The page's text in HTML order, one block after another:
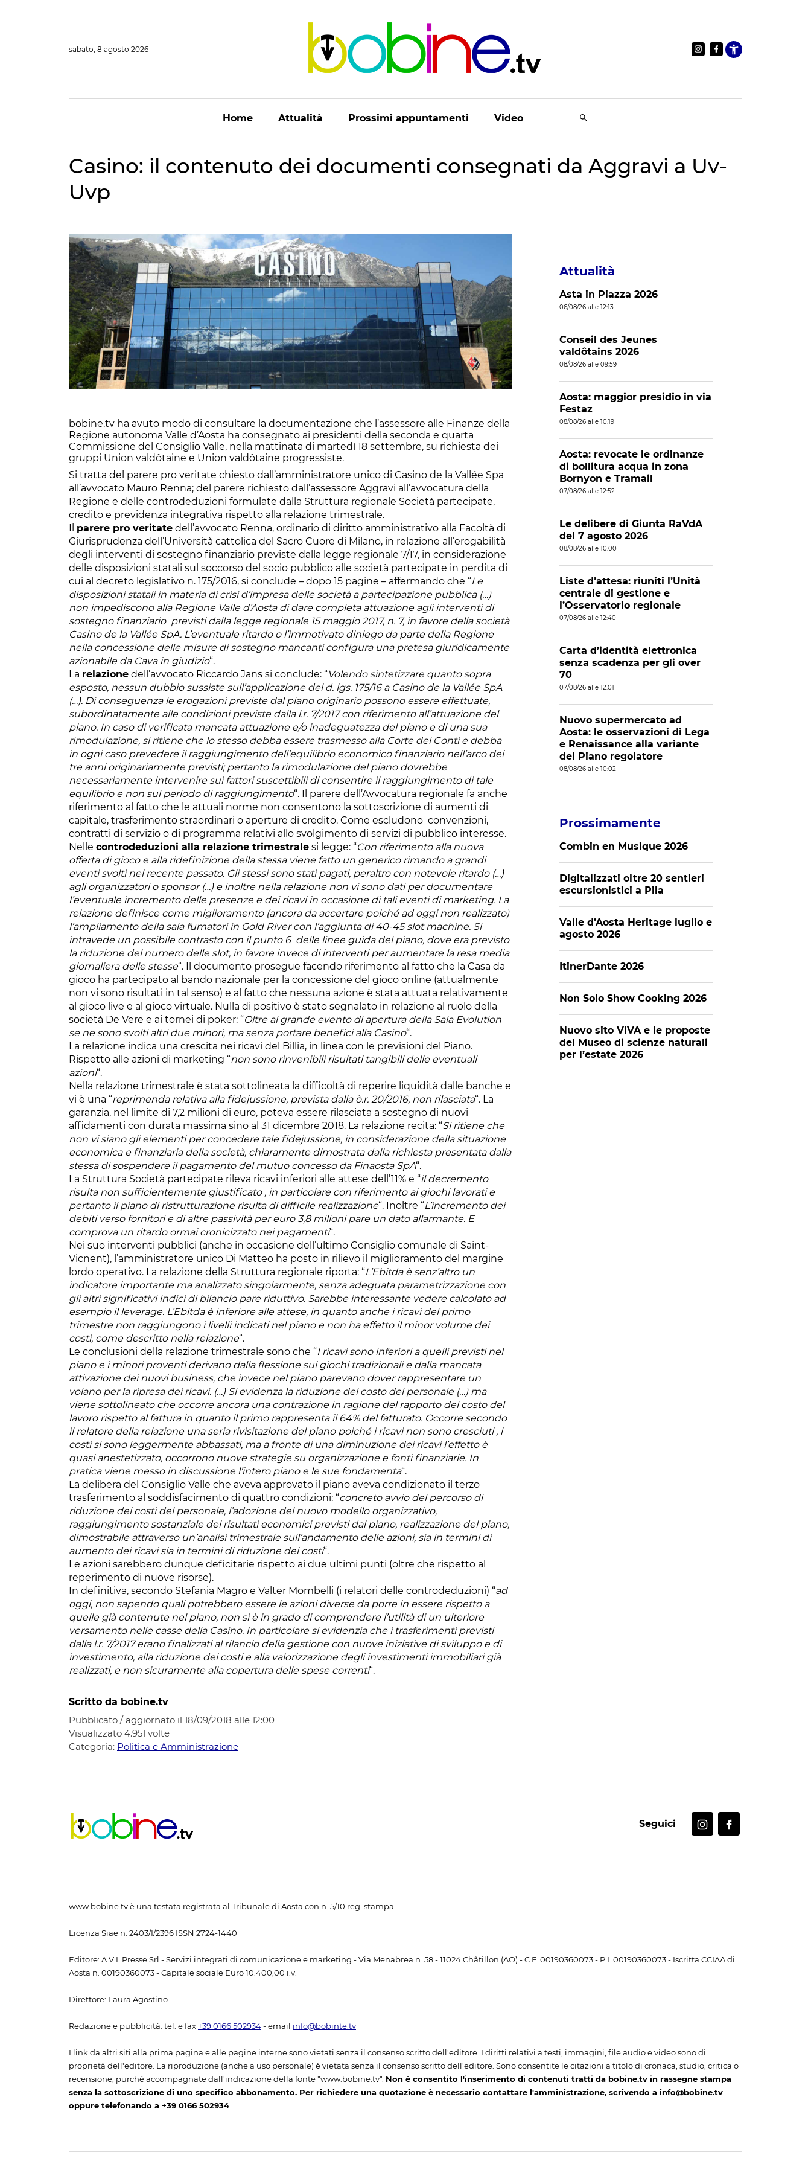
sabato, 8 agosto 2026 Apri le
Home Attualità Prossimi appuntamenti Video
Casino: il contenuto dei documenti consegnati da Aggravi a Uv-
Uvp
bobine.tv ha avuto modo di consultare la documentazione che l’assessore alle Finanze della
Regione autonoma Valle d’Aosta ha consegnato ai presidenti della seconda e quarta
Commissione del Consiglio Valle, nella mattinata di martedì 18 settembre, su richiesta dei
gruppi Union valdôtaine e Union valdôtaine progressiste.
Si tratta del parere pro veritate chiesto dall’amministratore unico di Casino de la Vallée Spa
all’avvocato Mauro Renna; del parere richiesto dall’assessore Aggravi all’avvocatura della
Regione e delle controdeduzioni formulate dalla Struttura regionale Società partecipate,
credito e previdenza integrativa rispetto alla relazione trimestrale.
Il parere pro veritate dell’avvocato Renna, ordinario di diritto amministrativo alla Facoltà di
Giurisprudenza dell’Università cattolica del Sacro Cuore di Milano, in relazione all’erogabilità
degli interventi di sostegno finanziario previste dalla legge regionale 7/17, in considerazione
delle disposizioni statali sul soccorso del socio pubblico alle società partecipate in perdita di
cui al decreto legislativo n. 175/2016, si conclude – dopo 15 pagine – affermando che “Le
disposizioni statali in materia di crisi d’impresa delle società a partecipazione pubblica (…)
non impediscono alla Regione Valle d’Aosta di dare completa attuazione agli interventi di
sostegno finanziario previsti dalla legge regionale 15 maggio 2017, n. 7, in favore della società
Casino de la Vallée SpA. L’eventuale ritardo o l’immotivato diniego da parte della Regione
nella concessione delle misure di sostegno mancanti configura una pretesa giuridicamente
azionabile da Cava in giudizio“.
La relazione dell’avvocato Riccardo Jans si conclude: “Volendo sintetizzare quanto sopra
esposto, nessun dubbio sussiste sull’applicazione del d. lgs. 175/16 a Casino de la Vallée SpA
(…). Di conseguenza le erogazioni previste dal piano originario possono essere effettuate,
subordinatamente alle condizioni previste dalla l.r. 7/2017 con riferimento all’attuazione del
piano. In caso di verificata mancata attuazione e/o inadeguatezza del piano e di una sua
rimodulazione, si ritiene che lo stesso debba essere trasmesso alla Corte dei Conti e debba
in ogni caso prevedere il raggiungimento dell’equilibrio economico finanziario nell’arco dei
tre anni originariamente previsti; pertanto la rimodulazione del piano dovrebbe
necessariamente intervenire sui fattori suscettibili di consentire il raggiungimento di tale
equilibrio e non sul periodo di raggiungimento“. Il parere dell’Avvocatura regionale fa anche
riferimento al fatto che le attuali norme non consentono la sottoscrizione di aumenti di
capitale, trasferimento straordinari o aperture di credito. Come escludono convenzioni,
contratti di servizio o di programma relativi allo svolgimento di servizi di pubblico interesse.
Nelle controdeduzioni alla relazione trimestrale si legge: “Con riferimento alla nuova
offerta di gioco e alla ridefinizione della stessa viene fatto un generico rimando a grandi
eventi svolti nel recente passato. Gli stessi sono stati pagati, peraltro con notevole ritardo (…)
agli organizzatori o sponsor (…) e inoltre nella relazione non vi sono dati per documentare
l’eventuale incremento delle presenze e dei ricavi in occasione di tali eventi di marketing. La
relazione definisce come miglioramento (ancora da accertare poiché ad oggi non realizzato)
l’ampliamento della sala fumatori in Gold River con l’aggiunta di 40-45 slot machine. Si
intravede un possibile contrasto con il punto 6 delle linee guida del piano, dove era previsto
la riduzione del numero delle slot, in favore invece di interventi per aumentare la resa media
giornaliera delle stesse“. Il documento prosegue facendo riferimento al fatto che la Casa da
gioco ha partecipato al bando nazionale per la concessione del gioco online (attualmente
non vi sono risultati in tal senso) e al fatto che nessuna azione è stata attuata relativamente
al gioco live e al gioco virtuale. Nulla di positivo è stato segnalato in relazione al ruolo della
società De Vere e ai tornei di poker: “Oltre al grande evento di apertura della Sala Evolution
se ne sono svolti altri due minori, ma senza portare benefici alla Casino“.
La relazione indica una crescita nei ricavi del Billia, in linea con le previsioni del Piano.
Rispetto alle azioni di marketing “non sono rinvenibili risultati tangibili delle eventuali
azioni“.
Nella relazione trimestrale è stata sottolineata la difficoltà di reperire liquidità dalle banche e
vi è una “reprimenda relativa alla fidejussione, prevista dalla ò.r. 20/2016, non rilasciata“. La
garanzia, nel limite di 7,2 milioni di euro, poteva essere rilasciata a sostegno di nuovi
affidamenti con durata massima sino al 31 dicembre 2018. La relazione recita: “Si ritiene che
non vi siano gli elementi per concedere tale fidejussione, in considerazione della situazione
economica e finanziaria della società, chiaramente dimostrata dalla richiesta presentata dalla
stessa di sospendere il pagamento del mutuo concesso da Finaosta SpA“.
La Struttura Società partecipate rileva ricavi inferiori alle attese dell’11% e “il decremento
risulta non sufficientemente giustificato , in particolare con riferimento ai giochi lavorati e
pertanto il piano di ristrutturazione risulta di difficile realizzazione“. Inoltre “L’incremento dei
debiti verso fornitori e di altre passività per euro 3,8 milioni pare un dato allarmante. E
comprova un ritardo ormai cronicizzato nei pagamenti“.
Nei suo interventi pubblici (anche in occasione dell’ultimo Consiglio comunale di Saint-
Vicnent), l’amministratore unico Di Matteo ha posto in rilievo il miglioramento del margine
lordo operativo. La relazione della Struttura regionale riporta: “L’Ebitda è senz’altro un
indicatore importante ma analizzato singolarmente, senza adeguata parametrizzazione con
gli altri significativi indici di bilancio pare riduttivo. Sarebbe interessante vedere calcolato ad
esempio il leverage. L’Ebitda è inferiore alle attese, in quanto anche i ricavi del primo
trimestre non raggiungono i livelli indicati nel piano e non ha effetto il minor volume dei
costi, come descritto nella relazione“.
Le conclusioni della relazione trimestrale sono che “I ricavi sono inferiori a quelli previsti nel
piano e i minori proventi derivano dalla flessione sui giochi tradizionali e dalla mancata
attivazione dei nuovi business, che invece nel piano parevano dover rappresentare un
volano per la ripresa dei ricavi. (…) Si evidenza la riduzione del costo del personale (…) ma
viene sottolineato che occorre ancora una contrazione in ragione del rapporto del costo del
lavoro rispetto al fattura in quanto il primo rappresenta il 64% del fatturato. Occorre secondo
il relatore della relazione una seria rivisitazione del piano poiché i ricavi non sono cresciuti , i
costi si sono leggermente abbassati, ma a fronte di una diminuzione dei ricavi l’effetto è
quasi anestetizzato, occorrono nuove strategie su organizzazione e fonti finanziarie. In
pratica viene messo in discussione l’intero piano e le sue fondamenta“.
La delibera del Consiglio Valle che aveva approvato il piano aveva condizionato il terzo
trasferimento al soddisfacimento di quattro condizioni: “concreto avvio del percorso di
riduzione dei costi del personale, l’adozione del nuovo modello organizzativo,
raggiungimento sostanziale dei risultati economici previsti dal piano, realizzazione del piano,
dimostrabile attraverso un’analisi trimestrale sull’andamento delle azioni, sia in termini di
aumento dei ricavi sia in termini di riduzione dei costi“.
Le azioni sarebbero dunque deficitarie rispetto ai due ultimi punti (oltre che rispetto al
reperimento di nuove risorse).
In definitiva, secondo Stefania Magro e Valter Mombelli (i relatori delle controdeduzioni) “ad
oggi, non sapendo quali potrebbero essere le azioni diverse da porre in essere rispetto a
quelle già contenute nel piano, non si è in grado di comprendere l’utilità di un ulteriore
versamento nelle casse della Casino. In particolare si evidenzia che i trasferimenti previsti
dalla l.r. 7/2017 erano finalizzati al rilancio della gestione con nuove iniziative di sviluppo e di
investimento, alla riduzione dei costi e alla valorizzazione degli investimenti immobiliari già
realizzati, e non sicuramente alla copertura delle spese correnti“.
Scritto da bobine.tv
Pubblicato / aggiornato il 18/09/2018 alle 12:00
Visualizzato 4.951 volte
Categoria: Politica e Amministrazione
Attualità
Asta in Piazza 2026
06/08/26 alle 12:13
Conseil des Jeunes
valdôtains 2026
08/08/26 alle 09:59
Aosta: maggior presidio in via
Festaz
08/08/26 alle 10:19
Aosta: revocate le ordinanze
di bollitura acqua in zona
Bornyon e Tramail
07/08/26 alle 12:52
Le delibere di Giunta RaVdA
del 7 agosto 2026
08/08/26 alle 10:00
Liste d’attesa: riuniti l’Unità
centrale di gestione e
l’Osservatorio regionale
07/08/26 alle 12:40
Carta d’identità elettronica
senza scadenza per gli over
70
07/08/26 alle 12:01
Nuovo supermercato ad
Aosta: le osservazioni di Lega
e Renaissance alla variante
del Piano regolatore
08/08/26 alle 10:02
Prossimamente
Combin en Musique 2026
Digitalizzati oltre 20 sentieri
escursionistici a Pila
Valle d’Aosta Heritage luglio e
agosto 2026
ItinerDante 2026
Non Solo Show Cooking 2026
Nuovo sito VIVA e le proposte
del Museo di scienze naturali
per l’estate 2026
Seguici
www.bobine.tv è una testata registrata al Tribunale di Aosta con n. 5/10 reg. stampa
Licenza Siae n. 2403/I/2396 ISSN 2724-1440
Editore: A.V.I. Presse Srl - Servizi integrati di comunicazione e marketing - Via Menabrea n. 58 - 11024 Châtillon (AO) - C.F. 00190360073 - P.I. 00190360073 - Iscritta CCIAA di
Aosta n. 00190360073 - Capitale sociale Euro 10.400,00 i.v.
Direttore: Laura Agostino
Redazione e pubblicità: tel. e fax +39 0166 502934 - email info@bobinte.tv
I link da altri siti alla prima pagina e alle pagine interne sono vietati senza il consenso scritto dell'editore. I diritti relativi a testi, immagini, file audio e video sono di
proprietà dell'editore. La riproduzione (anche a uso personale) è vietata senza il consenso scritto dell'editore. Sono consentite le citazioni a titolo di cronaca, studio, critica o
recensione, purché accompagnate dall'indicazione della fonte "www.bobine.tv". Non è consentito l'inserimento di contenuti tratti da bobine.tv in rassegne stampa
senza la sottoscrizione di uno specifico abbonamento. Per richiedere una quotazione è necessario contattare l'amministrazione, scrivendo a info@bobine.tv
oppure telefonando a +39 0166 502934